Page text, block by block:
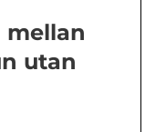
mellan
utan